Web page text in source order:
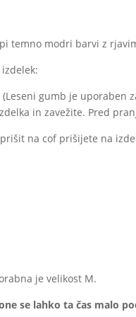
temno modri barvi z
gumb je uporaben
in zavežite. Pred
na cof prišijete na
je velikost M.
se lahko ta čas malo